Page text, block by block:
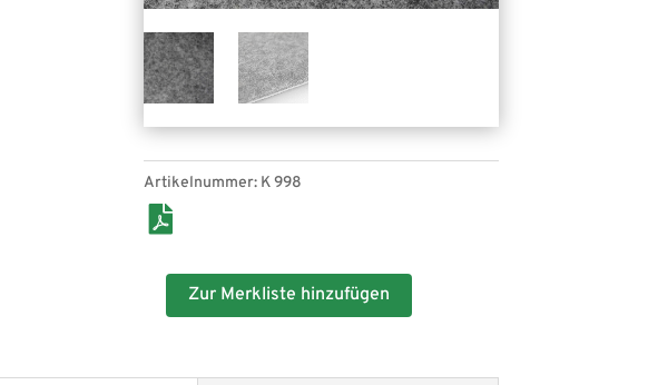
Artikelnummer: K 998
Zur Merkliste hinzufügen